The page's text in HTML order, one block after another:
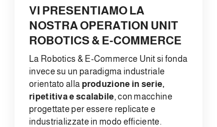
VI PRESENTIAMO LA
NOSTRA OPERATION UNIT
ROBOTICS & E-COMMERCE
La Robotics & E-Commerce Unit si fonda
invece su un paradigma industriale
orientato alla produzione in serie,
ripetitiva e scalabile, con macchine
progettate per essere replicate e
industrializzate in modo efficiente.